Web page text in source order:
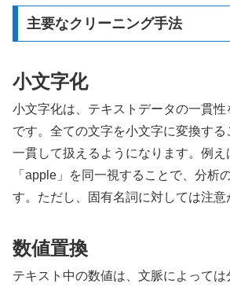
主要なクリーニング手法
小文字化
小文字化は、テキストデータの一貫
です。全ての文字を小文字に変換す
一貫して扱えるようになります。例え
「apple」を同一視することで、分析
す。ただし、固有名詞に対しては注意
数値置換
テキスト中の数値は、文脈によって